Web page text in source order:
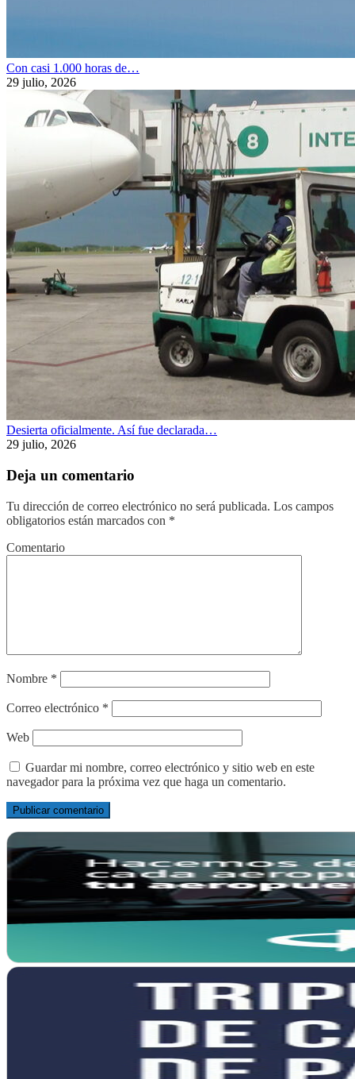
Con casi 1.000 horas de…
29 julio, 2026
Desierta oficialmente. Así fue declarada…
29 julio, 2026
Deja un comentario
Tu dirección de correo electrónico no será publicada. Los campos
obligatorios están marcados con *
Comentario
Nombre *
Correo electrónico *
Web
Guardar mi nombre, correo electrónico y sitio web en este
navegador para la próxima vez que haga un comentario.